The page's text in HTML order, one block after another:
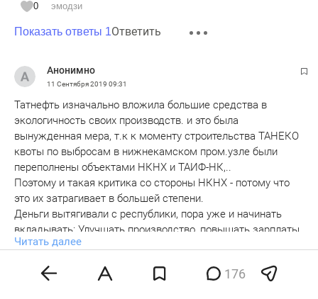
0 эмодзи
Показать ответы 1Ответить
Анонимно
11 Сентября 2019 09:31
Татнефть изначально вложила большие средства в
экологичность своих производств. и это была
вынужденная мера, т.к к моменту строительства ТАНЕКО
квоты по выбросам в нижнекамском пром.узле были
переполнены объектами НКНХ и ТАИФ-НК,..
Поэтому и такая критика со стороны НКНХ - потому что
это их затрагивает в большей степени.
Деньги вытягивали с республики, пора уже и начинать
вкладывать: Улучшать производство, повышать зарплаты,
строить соц.объекты.
оплачивать.
Читать далее
176